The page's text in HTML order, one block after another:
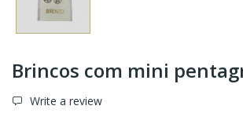
Brincos com mini
Write a review